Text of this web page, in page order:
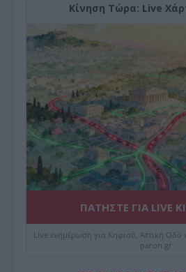
Κίνηση Τώρα: Live
ΠΑΤΗΣΤΕ ΓΙΑ LIVE
Live ενημέρωση για Κηφισό, Αττική Οδό
paron.gr